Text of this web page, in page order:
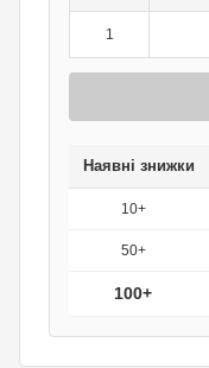
1
Наявні знижки
10+
50+
100+